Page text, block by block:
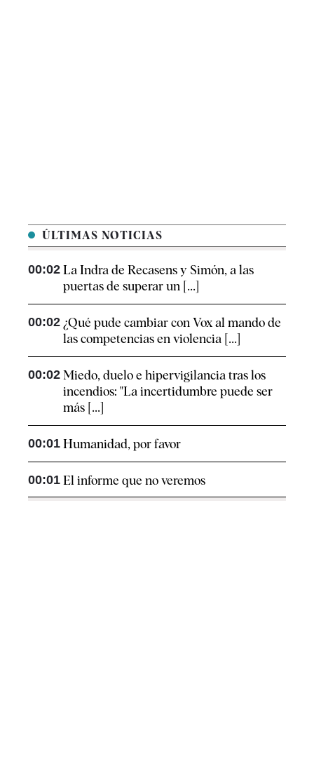
ÚLTIMAS NOTICIAS
00:02 La Indra de Recasens y Simón, a las
puertas de superar un [...]
00:02 ¿Qué pude cambiar con Vox al mando de
las competencias en violencia [...]
00:02 Miedo, duelo e hipervigilancia tras los
incendios: "La incertidumbre puede ser
más [...]
00:01 Humanidad, por favor
00:01 El informe que no veremos